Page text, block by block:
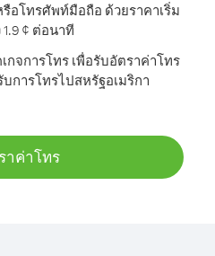
อโทรศัพท์มือถือ ด้วยราคาเริ่ม
1.9 ¢ ต่อนาที
จการโทร เพื่อรับอัตราค่าโทร
การโทรไปสหรัฐอเมริกา
าค่าโทร